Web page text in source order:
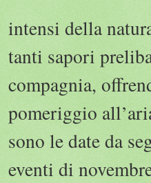
intensi della
tanti sapori
compagnia,
pomeriggio
sono le date da
eventi di